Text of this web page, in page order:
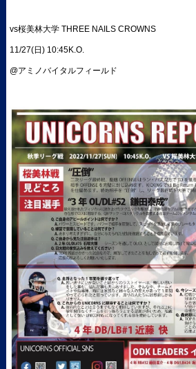
vs桜美林大学 THREE NAILS CROWNS
11/27(日) 10:45K.O.
@アミノバイタルフィールド